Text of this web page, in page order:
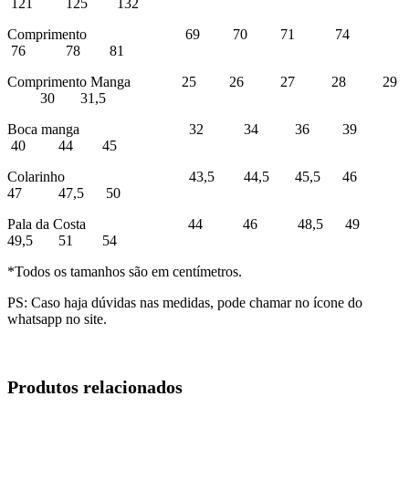
121 125 132
Comprimento 69 70 71 74
76 78 81
Comprimento Manga 25 26 27 28 29
30 31,5
Boca manga 32 34 36 39
40 44 45
Colarinho 43,5 44,5 45,5 46
47 47,5 50
Pala da Costa 44 46 48,5 49
49,5 51 54
*Todos os tamanhos são em centímetros.
PS: Caso haja dúvidas nas medidas, pode chamar no ícone do
whatsapp no site.
Produtos relacionados